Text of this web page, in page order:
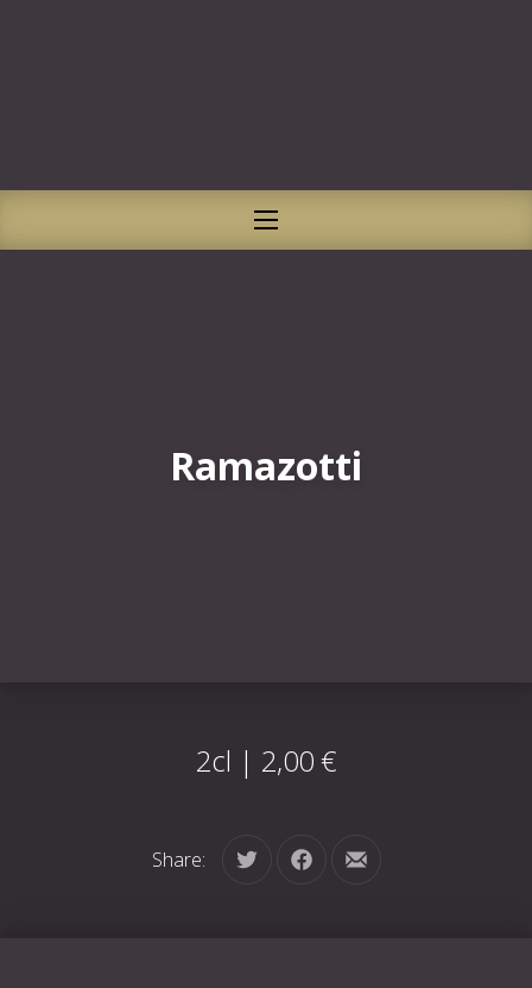
NAVIGATION
Ramazotti
2cl | 2,00 €
Share: Tweet Share on Facebook
Share by Email